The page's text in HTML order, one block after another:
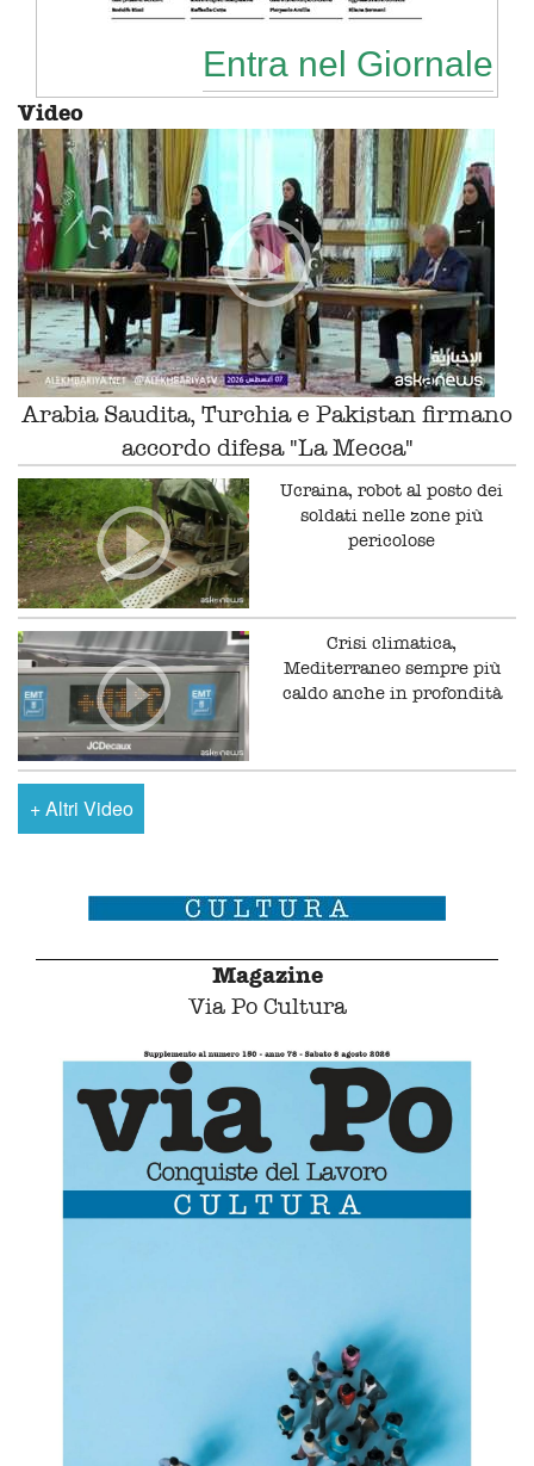
Entra nel Giornale
Video
Arabia Saudita, Turchia e Pakistan firmano
accordo difesa "La Mecca"
Ucraina, robot al posto dei
soldati nelle zone più
pericolose
Crisi climatica,
Mediterraneo sempre più
caldo anche in profondità
+Altri Video
Magazine
Via Po Cultura